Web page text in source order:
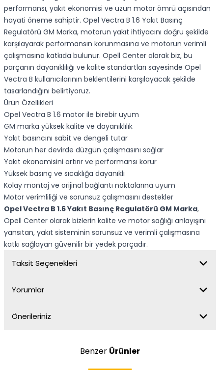
performansı, yakıt ekonomisi ve uzun motor ömrü açısından
hayati öneme sahiptir. Opel Vectra B 1.6 Yakıt Basınç
Regulatörü GM Marka, motorun yakıt ihtiyacını doğru şekilde
karşılayarak performansın korunmasına ve motorun verimli
çalışmasına katkıda bulunur. Opell Center olarak biz, bu
parçanın dayanıklılığı ve kalite standartları sayesinde Opel
Vectra B kullanıcılarının beklentilerini karşılayacak şekilde
tasarlandığını belirtiyoruz.
Ürün Özellikleri
Opel Vectra B 1.6 motor ile birebir uyum
GM marka yüksek kalite ve dayanıklılık
Yakıt basıncını sabit ve dengeli tutar
Motorun her devirde düzgün çalışmasını sağlar
Yakıt ekonomisini artırır ve performansı korur
Yüksek basınç ve sıcaklığa dayanıklı
Kolay montaj ve orijinal bağlantı noktalarına uyum
Motor verimliliği ve sorunsuz çalışmasını destekler
Opel Vectra B 1.6 Yakıt Basınç Regulatörü GM Marka,
Opell Center olarak bizlerin kalite ve motor sağlığı anlayışını
yansıtan, yakıt sisteminin sorunsuz ve verimli çalışmasına
katkı sağlayan güvenilir bir yedek parçadır.
Taksit Seçenekleri
Yorumlar
Önerileriniz
Benzer Ürünler